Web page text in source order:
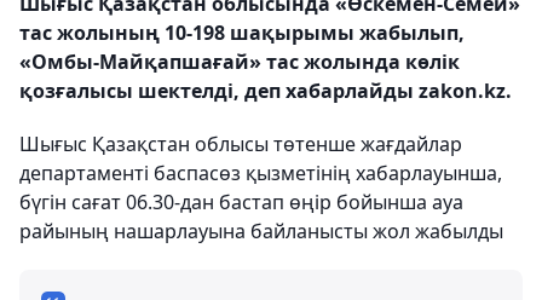
тас жолының 10-198 шақырымы жабылып,
«Омбы-Майқапшағай» тас жолында көлік
қозғалысы шектелді, деп хабарлайды zakon.kz.
Шығыс Қазақстан облысы төтенше жағдайлар
департаменті баспасөз қызметінің хабарлауынша,
бүгін сағат 06.30-дан бастап өңір бойынша ауа
райының нашарлауына байланысты жол жабылды